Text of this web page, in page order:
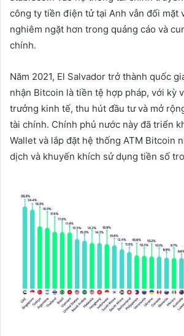
công ty tiền điện tử tại Anh vẫn đối mặt
nghiêm ngặt hơn trong quảng cáo và
chính.
Năm 2021, El Salvador trở thành quốc
nhận Bitcoin là tiền tệ hợp pháp, với kỳ
trưởng kinh tế, thu hút đầu tư và mở
tài chính. Chính phủ nước này đã triển
Wallet và lắp đặt hệ thống ATM Bitcoin
dịch và khuyến khích sử dụng tiền số